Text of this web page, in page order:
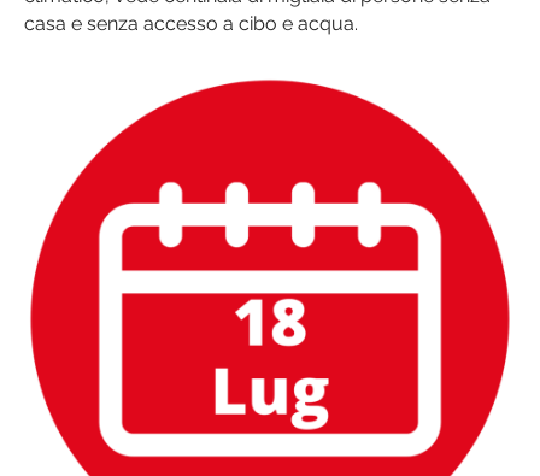
casa e senza accesso a cibo e acqua.